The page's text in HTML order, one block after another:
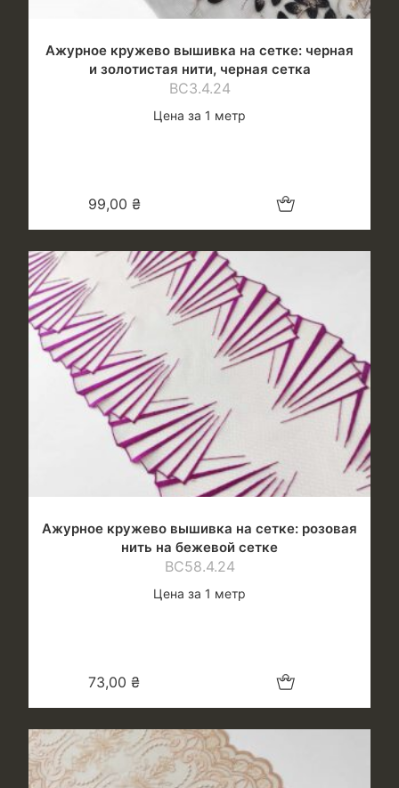
Ажурное кружево вышивка на сетке: черная
и золотистая нити, черная сетка
ВС3.4.24
Цена за 1 метр
99,00 ₴ Добавить в корзину
Ажурное кружево вышивка на сетке: розовая
нить на бежевой сетке
ВС58.4.24
Цена за 1 метр
73,00 ₴ Добавить в корзину